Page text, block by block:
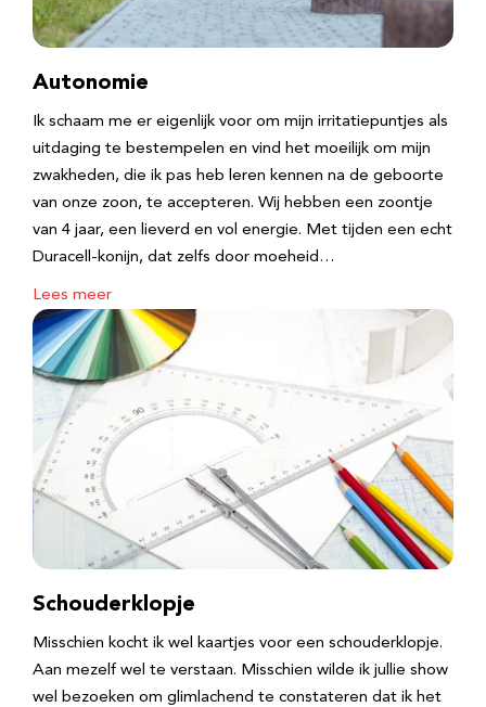
Autonomie
Ik schaam me er eigenlijk voor om mijn irritatiepuntjes als
uitdaging te bestempelen en vind het moeilijk om mijn
zwakheden, die ik pas heb leren kennen na de geboorte
van onze zoon, te accepteren. Wij hebben een zoontje
van 4 jaar, een lieverd en vol energie. Met tijden een echt
Duracell-konijn, dat zelfs door moeheid…
Lees meer
Schouderklopje
Misschien kocht ik wel kaartjes voor een schouderklopje.
Aan mezelf wel te verstaan. Misschien wilde ik jullie show
wel bezoeken om glimlachend te constateren dat ik het